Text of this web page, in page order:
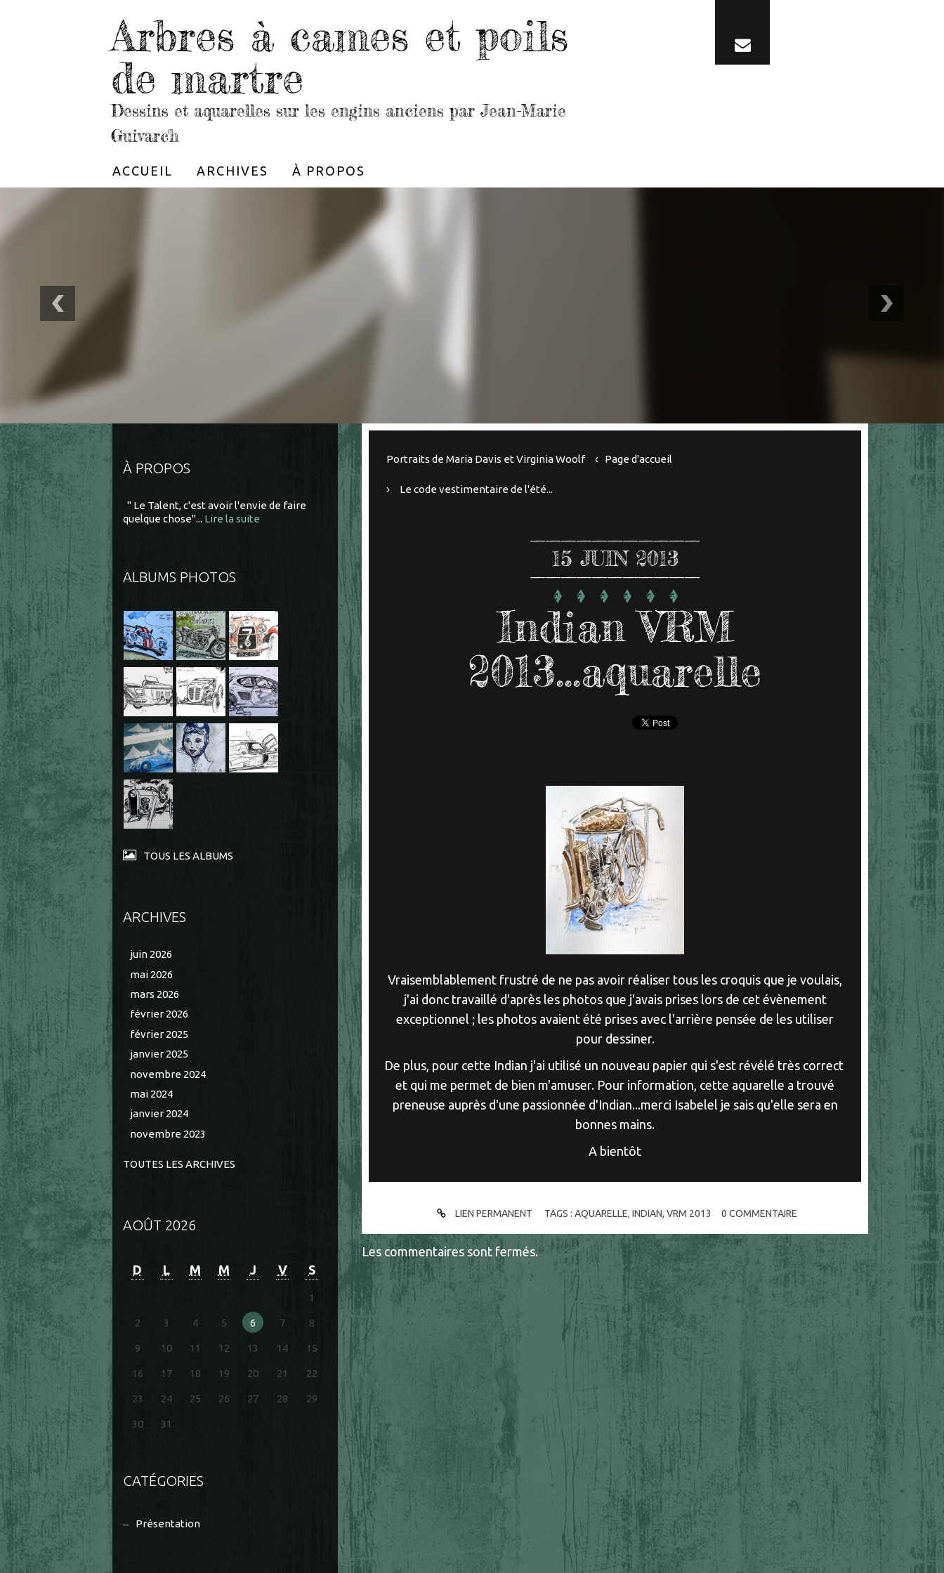
Arbres à cames et poils
de martre
Dessins et aquarelles sur les engins anciens par Jean-Marie
Guivarc'h
ACCUEIL ARCHIVES À PROPOS
À PROPOS
" Le Talent, c'est avoir l'envie de faire
quelque chose"... Lire la suite
ALBUMS PHOTOS
TOUS LES ALBUMS
ARCHIVES
juin 2026
mai 2026
mars 2026
février 2026
février 2025
janvier 2025
novembre 2024
mai 2024
janvier 2024
novembre 2023
TOUTES LES ARCHIVES
AOÛT 2026
D L M M J V S
1
2 3 4 5 6 7 8
9 10 11 12 13 14 15
16 17 18 19 20 21 22
23 24 25 26 27 28 29
30 31
CATÉGORIES
Présentation
Portraits de Maria Davis et Virginia Woolf Page d'accueil
Le code vestimentaire de l'été...
15 JUIN 2013
Indian VRM
2013...aquarelle
Vraisemblablement frustré de ne pas avoir réaliser tous les croquis que je voulais,
j'ai donc travaillé d'après les photos que j'avais prises lors de cet évènement
exceptionnel ; les photos avaient été prises avec l'arrière pensée de les utiliser
pour dessiner.
De plus, pour cette Indian j'ai utilisé un nouveau papier qui s'est révélé très correct
et qui me permet de bien m'amuser. Pour information, cette aquarelle a trouvé
preneuse auprès d'une passionnée d'Indian...merci Isabelel je sais qu'elle sera en
bonnes mains.
A bientôt
LIEN PERMANENT TAGS :AQUARELLE,INDIAN,VRM 2013 0 COMMENTAIRE
Les commentaires sont fermés.